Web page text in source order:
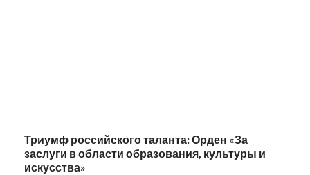
Триумф российского таланта: Орден «За
заслуги в области образования, культуры и
искусства»